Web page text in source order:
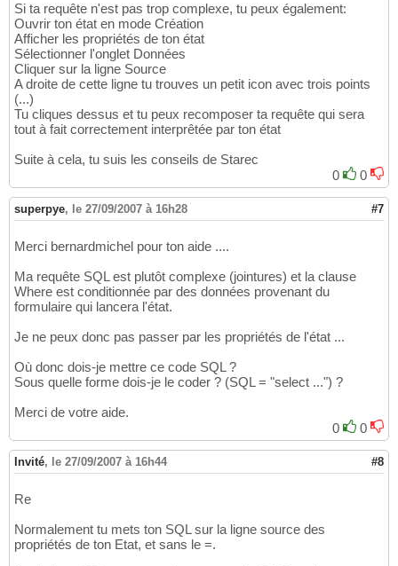
Si ta requête n'est pas trop complexe, tu peux également:
Ouvrir ton état en mode Création
Afficher les propriétés de ton état
Sélectionner l'onglet Données
Cliquer sur la ligne Source
A droite de cette ligne tu trouves un petit icon avec trois points
(...)
Tu cliques dessus et tu peux recomposer ta requête qui sera
tout à fait correctement interprêtée par ton état
Suite à cela, tu suis les conseils de Starec
0
0
superpye, le 27/09/2007 à 16h28 #7
Merci bernardmichel pour ton aide ....
Ma requête SQL est plutôt complexe (jointures) et la clause
Where est conditionnée par des données provenant du
formulaire qui lancera l'état.
Je ne peux donc pas passer par les propriétés de l'état ...
Où donc dois-je mettre ce code SQL ?
Sous quelle forme dois-je le coder ? (SQL = "select ...") ?
Merci de votre aide.
0
0
Invité, le 27/09/2007 à 16h44 #8
Re
Normalement tu mets ton SQL sur la ligne source des
propriétés de ton Etat, et sans le =.